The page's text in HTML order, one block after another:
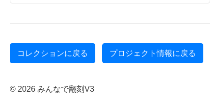
コレクションに戻る プロジェクト情報に戻る
© 2026 みんなで翻刻V3